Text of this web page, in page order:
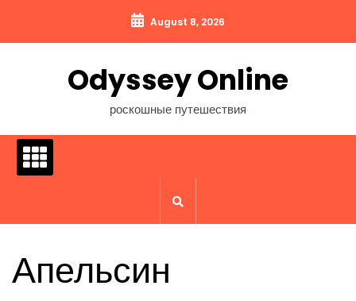
содержимому
August 8, 2026
Odyssey Online
роскошные путешествия
Апельсин